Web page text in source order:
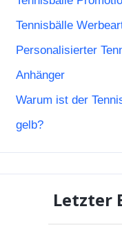
Tennisbälle
Personalisierter
Anhänger
Warum ist der
gelb?
Letzter